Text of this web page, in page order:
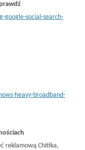
social-search-
heavy-broadband-
reklamową Chitika,